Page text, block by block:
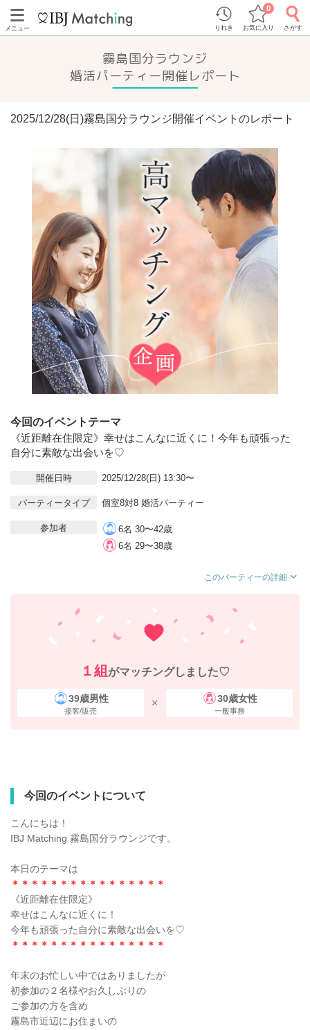
メニュー りれき お気に入り
0
さがす
霧島国分ラウンジ
婚活パーティー開催レポート
2025/12/28(日)霧島国分ラウンジ開催イベントのレポート
今回のイベントテーマ
《近距離在住限定》幸せはこんなに近くに！今年も頑張った
自分に素敵な出会いを♡
開催日時 2025/12/28(日) 13:30〜
パーティータイプ 個室8対8 婚活パーティー
参加者
6名 30〜42歳
6名 29〜38歳
このパーティーの詳細
１組 がマッチングしました♡
39歳男性
接客/販売
30歳女性
一般事務
今回のイベントについて
こんにちは！
IBJ Matching 霧島国分ラウンジです。
本日のテーマは
＊＊＊＊＊＊＊＊＊＊＊＊＊＊＊＊
《近距離在住限定》
幸せはこんなに近くに！
今年も頑張った自分に素敵な出会いを♡
＊＊＊＊＊＊＊＊＊＊＊＊＊＊＊＊
年末のお忙しい中ではありましたが
初参加の２名様やお久しぶりの
ご参加の方を含め
霧島市近辺にお住まいの